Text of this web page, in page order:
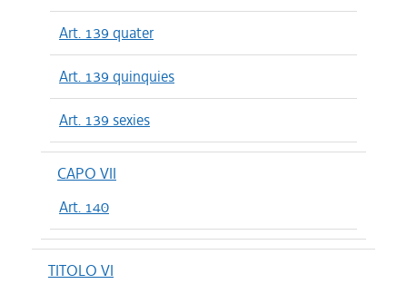
Art. 139 quater
Art. 139 quinquies
Art. 139 sexies
CAPO VII
Art. 140
TITOLO VI